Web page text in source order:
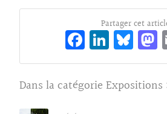
Partager cet
Fa
ce
bo
o
Li
n
ke
dI
Bl
ue
sk
y
Dans la catégorie Expositions